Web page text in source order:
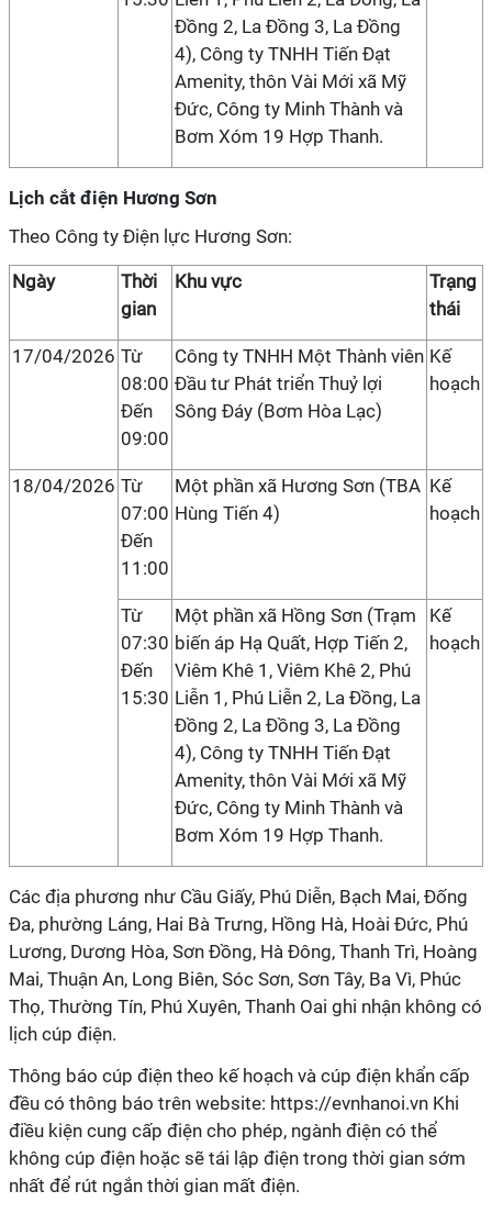
Đồng 2, La Đồng 3, La Đồng
4), Công ty TNHH Tiến Đạt
Amenity, thôn Vài Mới xã Mỹ
Đức, Công ty Minh Thành và
Bơm Xóm 19 Hợp Thanh.
Lịch cắt điện Hương Sơn
Theo Công ty Điện lực Hương Sơn:
Ngày
Thời
gian
Khu vực
Trạng
thái
17/04/2026 Từ
08:00
Đến
09:00
Công ty TNHH Một Thành viên
Đầu tư Phát triển Thuỷ lợi
Sông Đáy (Bơm Hòa Lạc)
Kế
hoạch
18/04/2026 Từ
07:00
Đến
11:00
Một phần xã Hương Sơn (TBA
Hùng Tiến 4)
Kế
hoạch
Từ
07:30
Đến
15:30
Một phần xã Hồng Sơn (Trạm
biến áp Hạ Quất, Hợp Tiến 2,
Viêm Khê 1, Viêm Khê 2, Phú
Liễn 1, Phú Liễn 2, La Đồng, La
Đồng 2, La Đồng 3, La Đồng
4), Công ty TNHH Tiến Đạt
Amenity, thôn Vài Mới xã Mỹ
Đức, Công ty Minh Thành và
Bơm Xóm 19 Hợp Thanh.
Kế
hoạch
Các địa phương như Cầu Giấy, Phú Diễn, Bạch Mai, Đống
Đa, phường Láng, Hai Bà Trưng, Hồng Hà, Hoài Đức, Phú
Lương, Dương Hòa, Sơn Đồng, Hà Đông, Thanh Trì, Hoàng
Mai, Thuận An, Long Biên, Sóc Sơn, Sơn Tây, Ba Vì, Phúc
Thọ, Thường Tín, Phú Xuyên, Thanh Oai ghi nhận không có
lịch cúp điện.
Thông báo cúp điện theo kế hoạch và cúp điện khẩn cấp
đều có thông báo trên website: https://evnhanoi.vn Khi
điều kiện cung cấp điện cho phép, ngành điện có thể
không cúp điện hoặc sẽ tái lập điện trong thời gian sớm
nhất để rút ngắn thời gian mất điện.